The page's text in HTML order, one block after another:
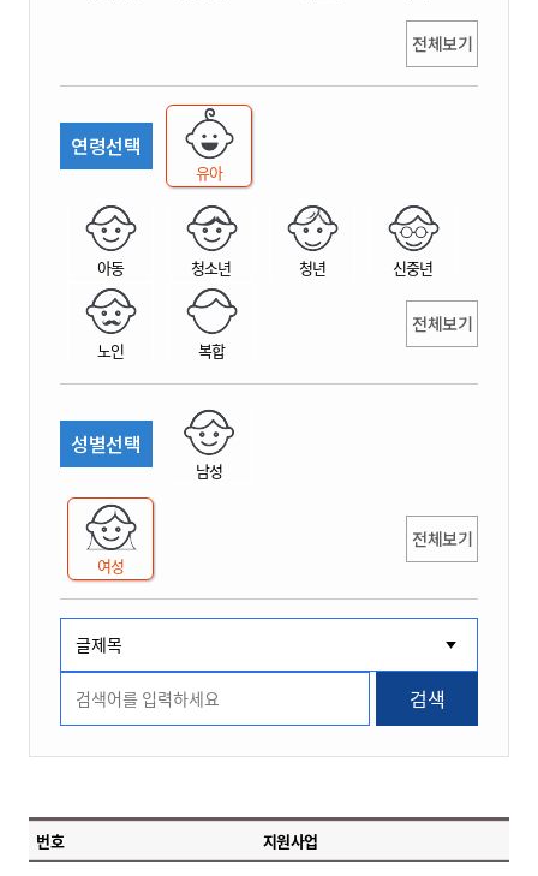
전체보기
연령선택
유아
아동 청소년 청년 신중년
노인 복합
전체보기
성별선택
남성
여성
전체보기
검색
번호 지원사업